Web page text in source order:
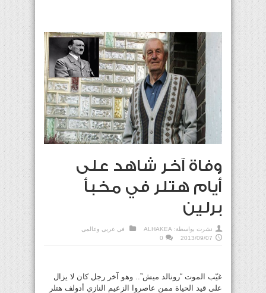
وفاة آخر شاهد على
أيام هتلر في مخبأ
برلين
نشرت بواسطة: ALHAKEA في عربي وعالمي
2013/09/07
0
غيّب الموت “رونالد ميش”.. وهو آخر رجل كان لا يزال
على قيد الحياة ممن عاصروا الزعيم النازي أدولف هتلر